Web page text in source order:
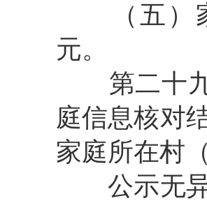
（五
元。
第二十
庭信息核对
家庭所在村
公示无